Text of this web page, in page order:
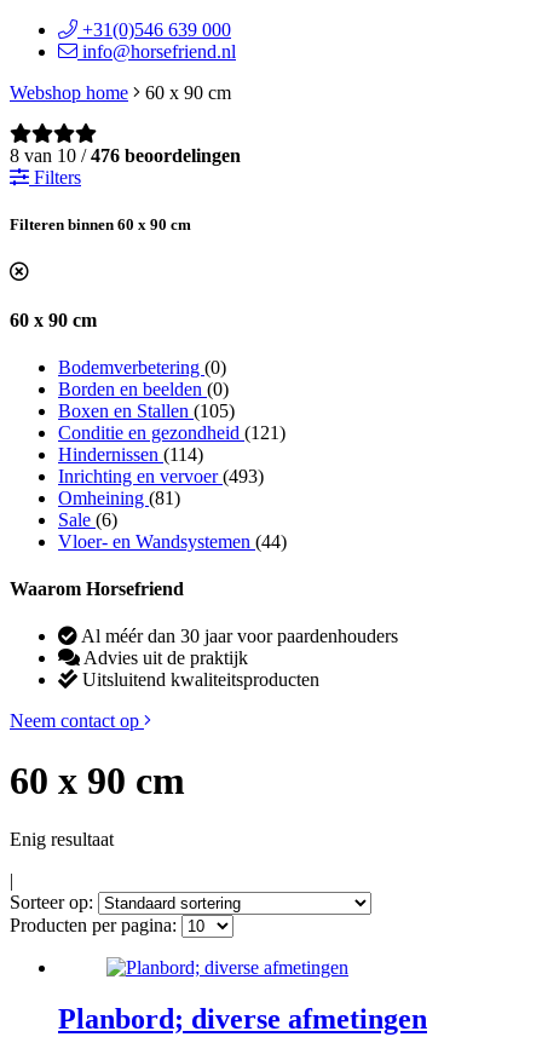
+31(0)546 639 000
info@horsefriend.nl
Webshop home
60 x 90 cm
8 van 10 /476 beoordelingen
Filters
Filteren binnen 60 x 90 cm
60 x 90 cm
Bodemverbetering (0)
Borden en beelden (0)
Boxen en Stallen (105)
Conditie en gezondheid (121)
Hindernissen (114)
Inrichting en vervoer(493)
Omheining (81)
Sale (6)
Vloer- en Wandsystemen (44)
Waarom Horsefriend
Al méér dan 30 jaar voor paardenhouders
Advies uit de praktijk
Uitsluitend kwaliteitsproducten
Neem contact op
60 x 90 cm
Enig resultaat
|
Sorteer op:
Producten per pagina:
Planbord; diverse afmetingen